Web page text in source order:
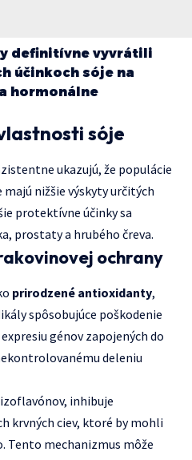
definitívne vyvrátili
účinkoch sóje na
hormonálne
sóje
ukazujú, že populácie
nižšie výskyty určitých
protektívne účinky sa
prostaty a hrubého čreva.
ochrany
prirodzené antioxidanty,
spôsobujúce poškodenie
génov zapojených do
deleniu
inhibuje
krvných ciev, ktoré by mohli
Tento mechanizmus môže